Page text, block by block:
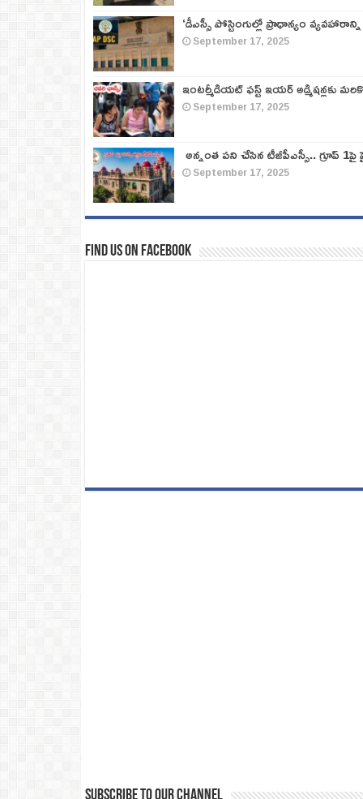
‘డీఎస్సీ పోస్టింగుల్లో ప్రాధాన్యం
September 17, 2025
ఇంటర్మీడియట్ ఫస్ట్‌ ఇయర్‌ అడ్మిషన్లకు
September 17, 2025
అన్నంత పని చేసిన టీజీపీఎస్సీ.. గ్రూప్‌
September 17, 2025
Find us on Facebook